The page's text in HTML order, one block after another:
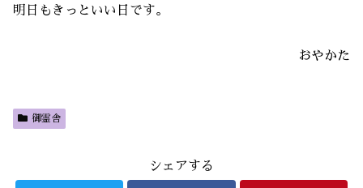
明日もきっといい日です。
おやかた
御霊舎
シェアする